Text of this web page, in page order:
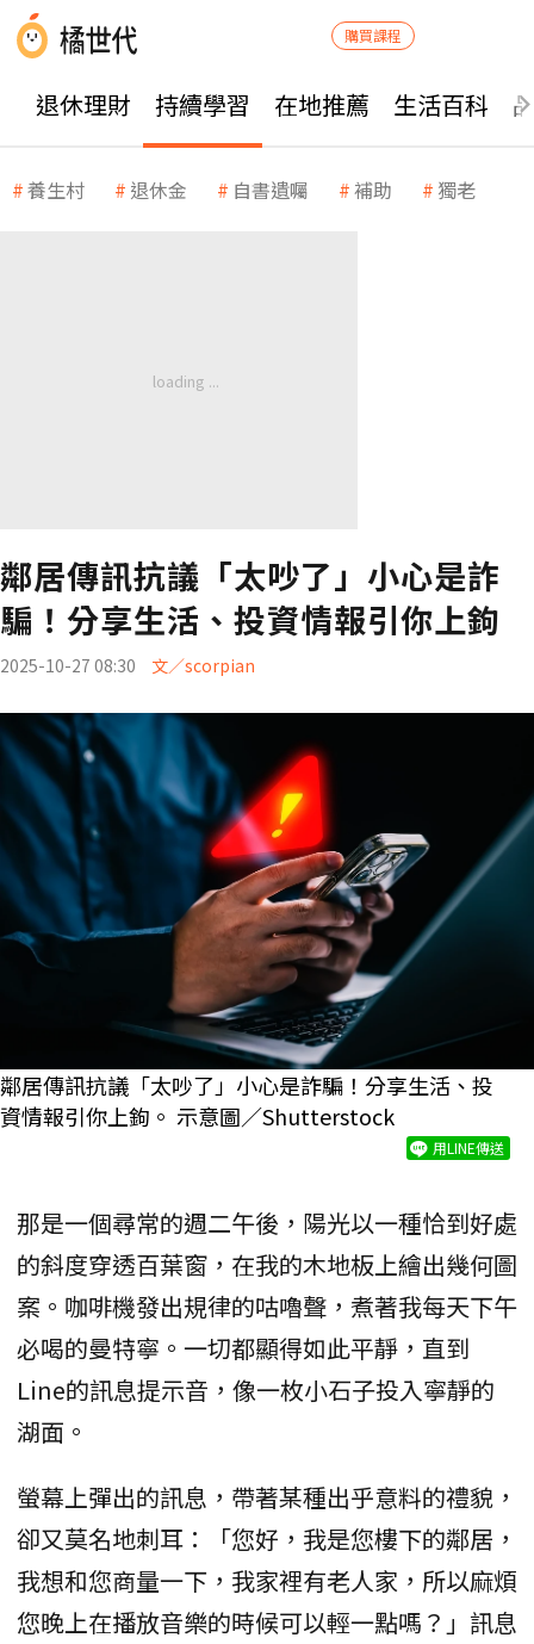
購買課程
退休理財 持續學習 在地推薦 生活百科
養生村 退休金 自書遺囑 補助 獨老
鄰居傳訊抗議「太吵了」小心是詐
騙！分享生活、投資情報引你上鉤
2025-10-27 08:30 文／scorpian
鄰居傳訊抗議「太吵了」小心是詐騙！分享生活、投
資情報引你上鉤。 示意圖／Shutterstock
用LINE傳送
那是一個尋常的週二午後，陽光以一種恰到好處
的斜度穿透百葉窗，在我的木地板上繪出幾何圖
案。咖啡機發出規律的咕嚕聲，煮著我每天下午
必喝的曼特寧。一切都顯得如此平靜，直到
Line的訊息提示音，像一枚小石子投入寧靜的
湖面。
螢幕上彈出的訊息，帶著某種出乎意料的禮貌，
卻又莫名地刺耳：「您好，我是您樓下的鄰居，
我想和您商量一下，我家裡有老人家，所以麻煩
您晚上在播放音樂的時候可以輕一點嗎？」訊息